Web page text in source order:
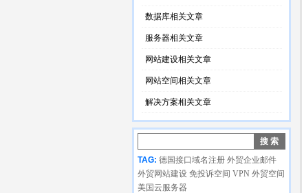
数据库相关文章
服务器相关文章
网站建设相关文章
网站空间相关文章
解决方案相关文章
TAG: 德国接口域名注册 外贸企业邮件
外贸网站建设 免投诉空间 VPN 外贸空间
美国云服务器